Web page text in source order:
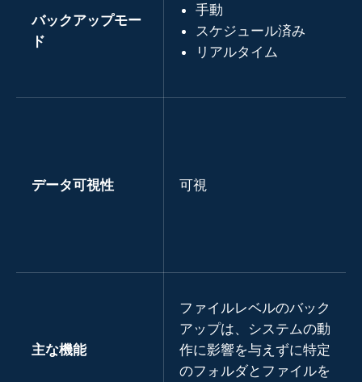
バックアップモー
ド
手動
スケジュール済み
リアルタイム
データ可視性 可視
主な機能
ファイルレベルのバック
アップは、システムの動
作に影響を与えずに特定
のフォルダとファイルを